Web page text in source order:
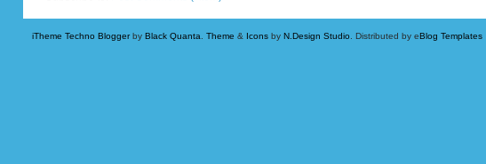
iTheme Techno Bloggerby Black Quanta Theme & Icons by N.Design Studio . Distributed by eBlog Templates